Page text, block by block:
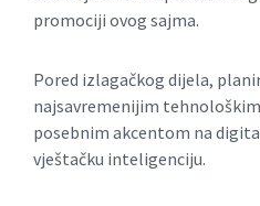
promociji ovog sajma.
Pored izlagačkog dijela,
najsavremenijim
posebnim akcentom na
vještačku inteligenciju.